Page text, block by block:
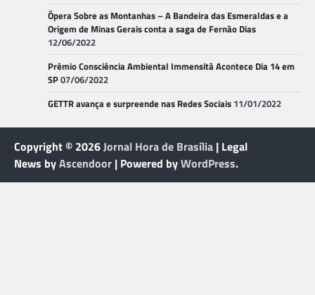
Ópera Sobre as Montanhas – A Bandeira das Esmeraldas e a
Origem de Minas Gerais conta a saga de Fernão Dias
12/06/2022
Prêmio Consciência Ambiental Immensità Acontece Dia 14 em
SP07/06/2022
GETTR avança e surpreende nas Redes Sociais 11/01/2022
Copyright © 2026Jornal Hora de Brasília | Legal
News byAscendoor | Powered byWordPress.